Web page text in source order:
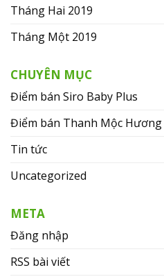
Tháng Hai 2019
Tháng Một 2019
CHUYÊN MỤC
Điểm bán Siro Baby Plus
Điểm bán Thanh Mộc Hương
Tin tức
Uncategorized
META
Đăng nhập
RSS bài viết